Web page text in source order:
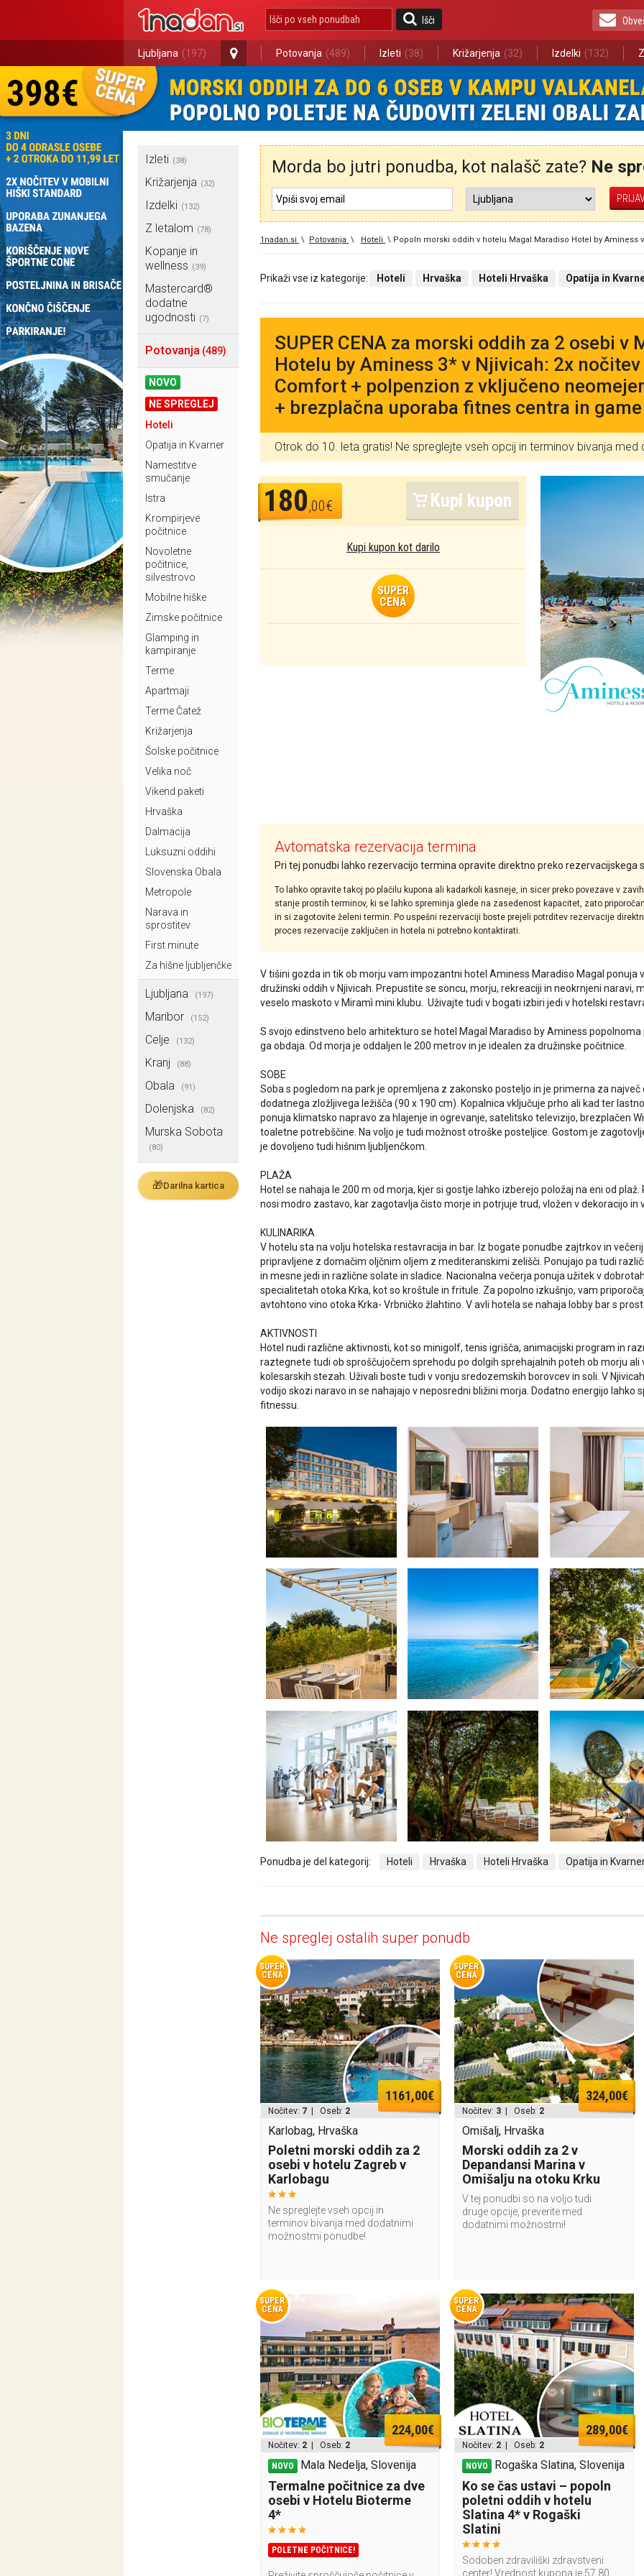
Išči
Ljubljana (197) Potovanja (489) Izleti (38) Križarjenja (32) Izdelki (132)
Izleti (38)
Križarjenja (32)
Izdelki (132)
Z letalom (78)
Kopanje in
wellness (39)
Mastercard®
dodatne
ugodnosti (7)
Potovanja (489)
NOVO
NE SPREGLEJ
Hoteli
Opatija in Kvarner
Namestitve
smučanje
Istra
Krompirjeve
počitnice
Novoletne
počitnice,
silvestrovo
Mobilne hiške
Zimske počitnice
Glamping in
kampiranje
Terme
Apartmaji
Terme Čatež
Križarjenja
Šolske počitnice
Velika noč
Vikend paketi
Hrvaška
Dalmacija
Luksuzni oddihi
Slovenska Obala
Metropole
Narava in
sprostitev
First minute
Za hišne ljubljenčke
Ljubljana (197)
Maribor (152)
Celje (132)
Kranj (88)
Obala (91)
Dolenjska (82)
Murska Sobota
(80)
🎁Darilna kartica
Morda bo jutri ponudba, kot nalašč zate? Ne
1nadan.si \ Potovanja \ Hoteli \ Popoln morski oddih v hotelu Magal Maradiso Hotel by Aminess
Prikaži vse iz kategorije: Hoteli Hrvaška Hoteli Hrvaška Opatija in
SUPER CENA za morski oddih za 2 osebi v
Hotelu by Aminess 3* v Njivicah: 2x
Comfort + polpenzion z vključeno
+ brezplačna uporaba fitnes centra in
Otrok do 10. leta gratis! Ne spreglejte vseh opcij in terminov bivanja
180,00€ Kupi kupon
Kupi kupon kot darilo
SUPER
CENA
Avtomatska rezervacija termina
Pri tej ponudbi lahko rezervacijo termina opravite direktno preko rezervacijskega
To lahko opravite takoj po plačilu kupona ali kadarkoli kasneje, in sicer preko povezave v
stanje prostih terminov, ki se lahko spreminja glede na zasedenost kapacitet, zato
in si zagotovite želeni termin. Po uspešni rezervaciji boste prejeli potrditev rezervacije
proces rezervacije zaključen in hotela ni potrebno kontaktirati.
V tišini gozda in tik ob morju vam impozantni hotel Aminess Maradiso Magal ponuja
družinski oddih v Njivicah. Prepustite se soncu, morju, rekreaciji in neokrnjeni naravi,
veselo maskoto v Miramì mini klubu. Uživajte tudi v bogati izbiri jedi v hotelski
S svojo edinstveno belo arhitekturo se hotel Magal Maradiso by Aminess
ga obdaja. Od morja je oddaljen le 200 metrov in je idealen za družinske počitnice.
SOBE
Soba s pogledom na park je opremljena z zakonsko posteljo in je primerna za največ
dodatnega zložljivega ležišča (90 x 190 cm). Kopalnica vključuje prho ali kad ter
ponuja klimatsko napravo za hlajenje in ogrevanje, satelitsko televizijo, brezplačen
toaletne potrebščine. Na voljo je tudi možnost otroške posteljice. Gostom je
je dovoljeno tudi hišnim ljubljenčkom.
PLAŽA
Hotel se nahaja le 200 m od morja, kjer si gostje lahko izberejo položaj na eni od
nosi modro zastavo, kar zagotavlja čisto morje in potrjuje trud, vložen v dekoracijo in
KULINARIKA
V hotelu sta na volju hotelska restavracija in bar. Iz bogate ponudbe zajtrkov in
pripravljene z domačim oljčnim oljem z mediteranskimi zelišči. Ponujajo pa tudi
in mesne jedi in različne solate in sladice. Nacionalna večerja ponuja užitek v
specialitetah otoka Krka, kot so kroštule in fritule. Za popolno izkušnjo, vam
avtohtono vino otoka Krka- Vrbničko žlahtino. V avli hotela se nahaja lobby bar s
AKTIVNOSTI
Hotel nudi različne aktivnosti, kot so minigolf, tenis igrišča, animacijski program in
raztegnete tudi ob sproščujočem sprehodu po dolgih sprehajalnih poteh ob morju ali
kolesarskih stezah. Uživali boste tudi v vonju sredozemskih borovcev in soli. V
vodijo skozi naravo in se nahajajo v neposredni bližini morja. Dodatno energijo
fitnessu.
Ponudba je del kategorij: Hoteli Hrvaška Hoteli Hrvaška Opatija in
Ne spreglej ostalih super ponudb
SUPER
CENA
1161,00€
Nočitev: 7 | Oseb: 2
Karlobag, Hrvaška
Poletni morski oddih za 2
osebi v hotelu Zagreb v
Karlobagu
Ne spreglejte vseh opcij in
terminov bivanja med dodatnimi
možnostmi ponudbe!
SUPER
CENA
324,00€
Nočitev: 3 | Oseb: 2
Omišalj, Hrvaška
Morski oddih za 2 v
Depandansi Marina v
Omišalju na otoku Krku
V tej ponudbi so na voljo tudi
druge opcije, preverite med
dodatnimi možnostmi!
SUPER
CENA
224,00€
Nočitev: 2 | Oseb: 2
NOVO Mala Nedelja, Slovenija
Termalne počitnice za dve
osebi v Hotelu Bioterme
4*
POLETNE POČITNICE!
SUPER
CENA
289,00€
Nočitev: 2 | Oseb: 2
NOVO Rogaška Slatina, Slovenija
Ko se čas ustavi – popoln
poletni oddih v hotelu
Slatina 4* v Rogaški
Slatini
Sodoben zdraviliški zdravstveni
center! Vrednost kupona je 57,80